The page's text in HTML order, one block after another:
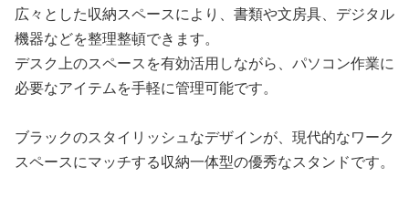
広々とした収納スペースにより、書類や文房具、デジタル
機器などを整理整頓できます。
デスク上のスペースを有効活用しながら、パソコン作業に
必要なアイテムを手軽に管理可能です。
ブラックのスタイリッシュなデザインが、現代的なワーク
スペースにマッチする収納一体型の優秀なスタンドです。